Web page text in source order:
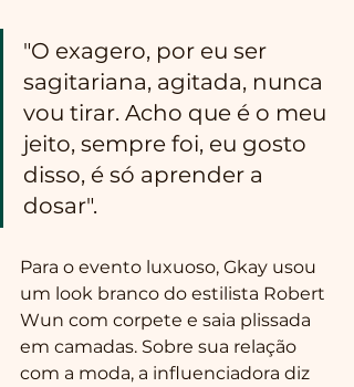
"O exagero, por eu ser
sagitariana, agitada, nunca
vou tirar. Acho que é o meu
jeito, sempre foi, eu gosto
disso, é só aprender a
dosar".
Para o evento luxuoso, Gkay usou
um look branco do estilista Robert
Wun com corpete e saia plissada
em camadas. Sobre sua relação
com a moda, a influenciadora diz